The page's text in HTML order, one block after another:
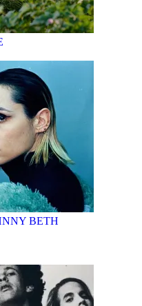
BETH